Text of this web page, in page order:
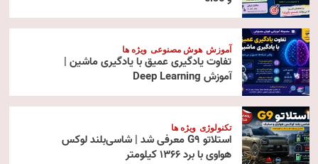
آموزش هوش مصنوعی ویژه ها
تفاوت یادگیری عمیق با یادگیری ماشین |
آموزش Deep Learning
تکنولوژی ویژه ها
استلاتو G9 معرفی شد | شاسی‌بلند لوکس
هواوی با برد ۱۳۶۶ کیلومتر